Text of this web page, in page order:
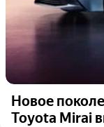
Новое
Toyota Mirai